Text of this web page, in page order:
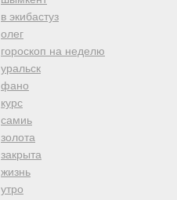
в экибастуз
олег
гороскоп на неделю
уральск
фано
курс
самиь
золота
закрыта
жизнь
утро